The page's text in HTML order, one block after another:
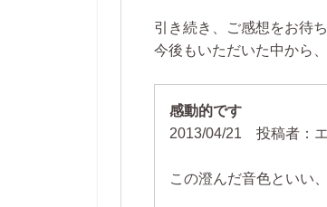
引き続き、ご感想をお待
今後もいただいた中から
感動的です
2013/04/21 投稿者
この澄んだ音色といい